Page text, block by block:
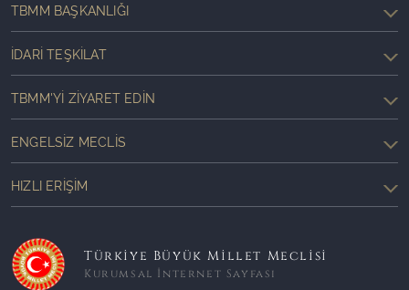
TBMM BAŞKANLIĞI
İDARI TEŞKILAT
TBMM'YI ZIYARET EDIN
ENGELSIZ MECLIS
HIZLI ERIŞIM
Türkiye Büyük Millet Meclisi
Kurumsal İnternet Sayfası